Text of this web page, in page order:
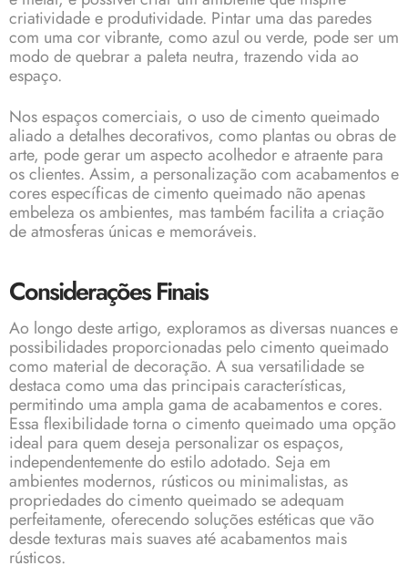
criatividade e produtividade. Pintar uma das paredes
com uma cor vibrante, como azul ou verde, pode ser um
modo de quebrar a paleta neutra, trazendo vida ao
espaço.
Nos espaços comerciais, o uso de cimento queimado
aliado a detalhes decorativos, como plantas ou obras de
arte, pode gerar um aspecto acolhedor e atraente para
os clientes. Assim, a personalização com acabamentos e
cores específicas de cimento queimado não apenas
embeleza os ambientes, mas também facilita a criação
de atmosferas únicas e memoráveis.
Considerações Finais
Ao longo deste artigo, exploramos as diversas nuances e
possibilidades proporcionadas pelo cimento queimado
como material de decoração. A sua versatilidade se
destaca como uma das principais características,
permitindo uma ampla gama de acabamentos e cores.
Essa flexibilidade torna o cimento queimado uma opção
ideal para quem deseja personalizar os espaços,
independentemente do estilo adotado. Seja em
ambientes modernos, rústicos ou minimalistas, as
propriedades do cimento queimado se adequam
perfeitamente, oferecendo soluções estéticas que vão
desde texturas mais suaves até acabamentos mais
rústicos.